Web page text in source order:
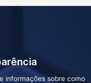
informações sobre como